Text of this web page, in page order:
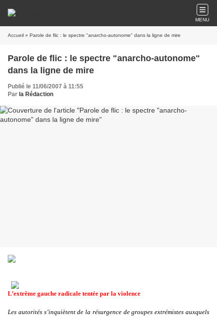
MENU
Accueil » Parole de flic : le spectre "anarcho-autonome" dans la ligne de mire
Parole de flic : le spectre "anarcho-autonome"
dans la ligne de mire
Publié le 11/06/2007 à 11:55
Par la Rédaction
L’extrême gauche radicale tentée par la violence
Les autorités s’inquiètent de la résurgence de groupes extrémistes auxquels